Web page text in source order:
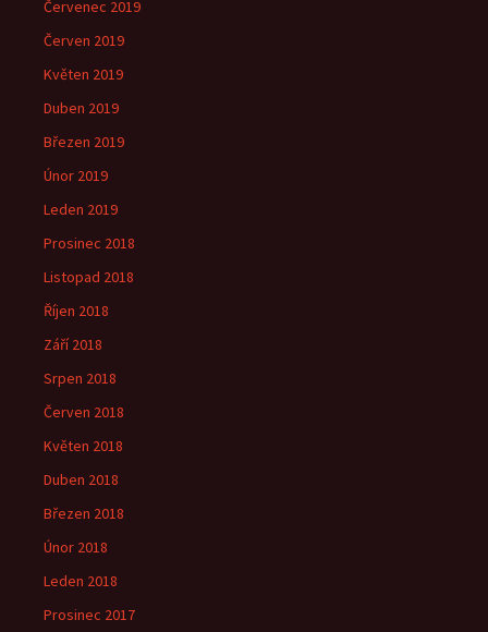
Červenec 2019
Červen 2019
Květen 2019
Duben 2019
Březen 2019
Únor 2019
Leden 2019
Prosinec 2018
Listopad 2018
Říjen 2018
Září 2018
Srpen 2018
Červen 2018
Květen 2018
Duben 2018
Březen 2018
Únor 2018
Leden 2018
Prosinec 2017